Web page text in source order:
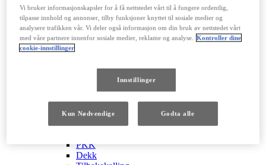
Omotenashi
Garanti & forsikring
Garanti & forsikring
Fabrikkgaranti
Forsikring
Veihjelp 24/7
Vedlikehold
Vedlikehold
Bestill service
Vedlikehold av din Lexus
PKK
Dekk
Vi bruker informasjonskapsler for å få nettstedet vårt til å fungere ordentlig,
tilpasse innhold og annonser, tilby funksjoner knyttet til sosiale medier og
analysere trafikken vår. Vi deler også informasjon om din bruk av nettstedet vårt
med våre partnere innenfor sosiale medier, reklame og analyse. Kontroller dine
cookie-innstillinger
Innstillinger
Kun Nødvendige Godta alle